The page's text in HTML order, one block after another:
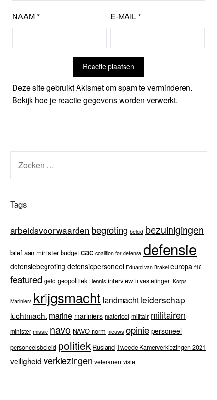
NAAM* E-MAIL*
Deze site gebruikt Akismet om spam te verminderen.
Bekijk hoe je reactie gegevens worden verwerkt.
NAAR:
Tags
arbeidsvoorwaarden begroting beleid bezuinigingen
brief aan minister budget cao coalition for defense defensie
defensiebegroting defensiepersoneel Eduard van Brakel europa f16
featured geld geopolitiek Hennis interview investeringen Korps
Mariniers krijgsmacht landmacht leiderschap
luchtmacht marine mariniers materieel militair militairen
minister missie navo NAVO-norm nieuws opinie personeel
personeelsbeleid politiek Rusland Tweede Kamerverkiezingen 2021
veiligheid verkiezingen veteranen visie